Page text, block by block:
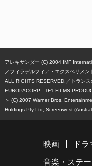
アレキサンダー (C) 2004 IMF
フィラデルフィア・エクスペリメ
ALL RIGHTS RESERVED.
トラン
EUROPACORP - TF1 FILMS
＞ (C) 2007 Warner Bros.
Holdings Pty Ltd, Screenwest
映画 ド
音楽・ステ